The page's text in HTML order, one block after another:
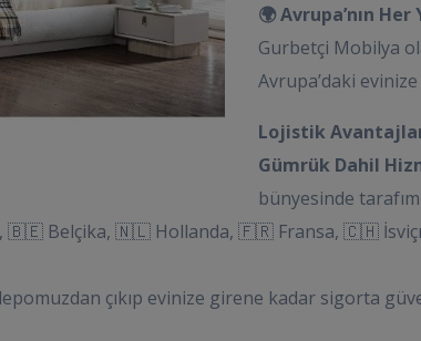
🌍 Avrupa’nın
Gurbetçi Mobilya
Avrupa’daki
Lojistik
Gümrük Dahil
bünyesinde
Belçika, 🇳🇱 Hollanda, 🇫🇷 Fransa, 🇨🇭
çıkıp evinize girene kadar sigorta